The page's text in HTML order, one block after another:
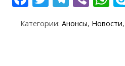
e itte er at
Категории: Анонсы, Новости,